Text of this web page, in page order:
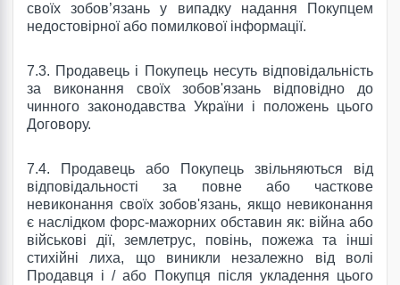
своїх зобов’язань у випадку надання Покупцем
недостовірної або помилкової інформації.
7.3. Продавець і Покупець несуть відповідальність
за виконання своїх зобов'язань відповідно до
чинного законодавства України і положень цього
Договору.
7.4.
Продавець або Покупець звільняються від
відповідальності за повне або часткове
невиконання своїх зобов'язань, якщо невиконання
є наслідком форс-мажорних обставин як: війна або
військові дії, землетрус, повінь, пожежа та інші
стихійні лиха, що виникли незалежно від волі
Продавця і / або Покупця після укладення цього